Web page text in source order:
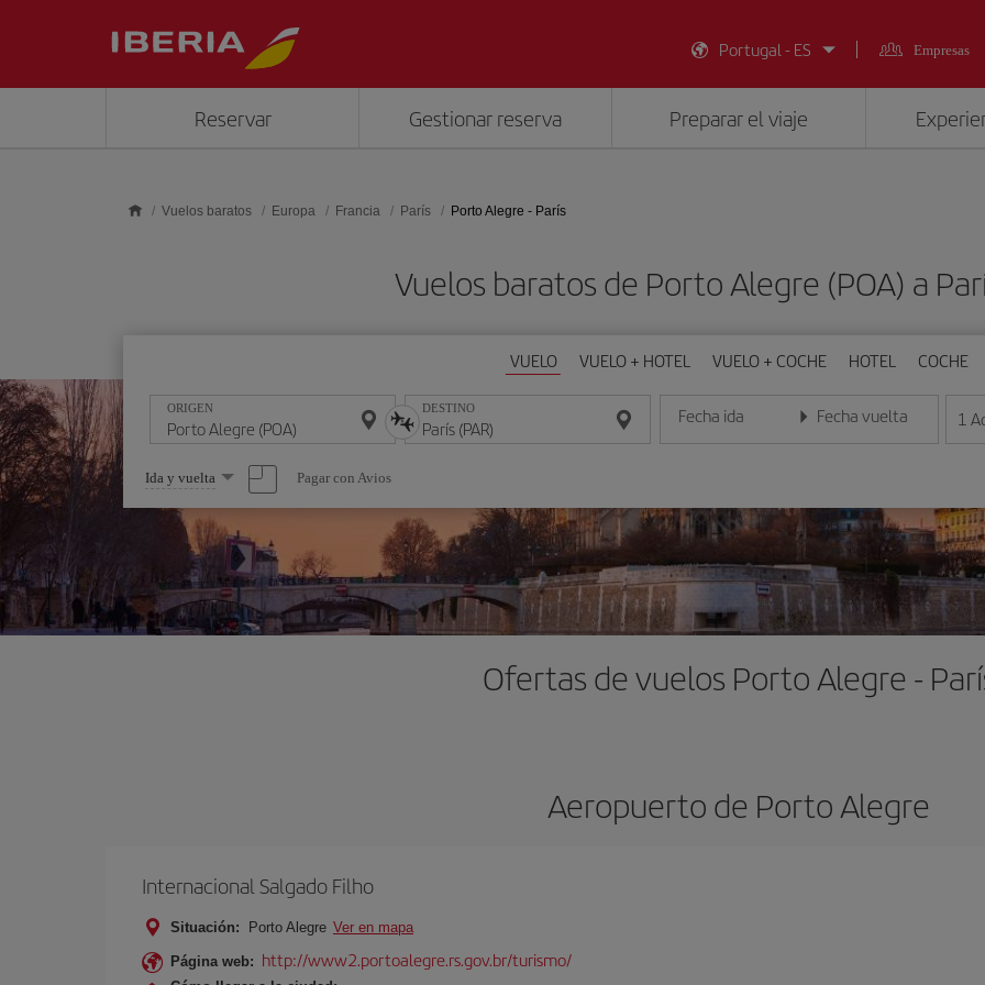
Portugal - ES
Empresas
Reservar Gestionar reserva Preparar el viaje
Vuelos baratos Europa Francia París Porto Alegre - París
Vuelos baratos de Porto Alegre (POA) a
VUELO VUELO + HOTEL VUELO + COCHE HOTEL COCHE
ORIGEN DESTINO Fecha ida
Introduce la fecha en formato día/mes/año
Fecha vuelta
Introduce la fecha en 1
Seleccione
una
opción
Ida y vuelta Pagar con Avios
Ofertas de vuelos Porto Alegre -
Aeropuerto de Porto Alegre
Internacional Salgado Filho
Situación: Porto Alegre Ver en mapa
Página web: http://www2.portoalegre.rs.gov.br/turismo/